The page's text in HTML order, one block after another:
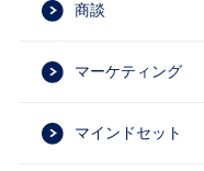
商談
マーケティング
マインドセット